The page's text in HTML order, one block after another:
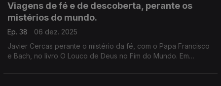
Viagens de fé e de descoberta, perante os
mistérios do mundo.
Ep. 38
06 dez. 2025
Javier Cercas perante o mistério da fé, com o Papa Francisco
e Bach, no livro O Louco de Deus no Fim do Mundo. Em